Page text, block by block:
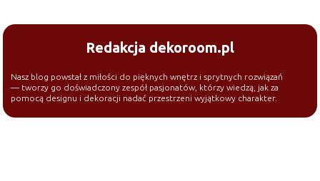
Redakcja dekoroom.pl
Nasz blog powstał z miłości do pięknych wnętrz i sprytnych rozwiązań
— tworzy go doświadczony zespół pasjonatów, którzy wiedzą, jak za
pomocą designu i dekoracji nadać przestrzeni wyjątkowy charakter.